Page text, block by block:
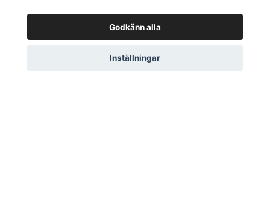
Köpvillkor & integritetspolicy
Kundklubb
Godkänn alla
Inställningar